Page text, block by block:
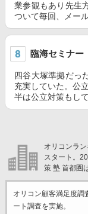
業参観もあり先生
ついて毎回、メー
臨海セミナー
四谷大塚準拠だっ
充実していた。公
半は公立対策もし
オリコンラ
スタート。
策 塾 首都圏
オリコン顧客満足度調
ート調査を実施。